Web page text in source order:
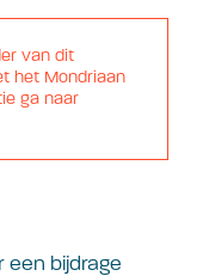
van dit
het Mondriaan
ga naar
een bijdrage